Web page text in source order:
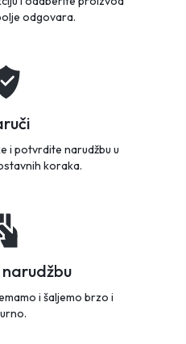
odgovara.
i potvrdite narudžbu u
koraka.
i šaljemo brzo i